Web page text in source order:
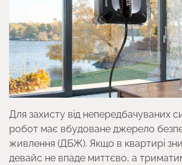
Для захисту від непередбачуваних
робот має вбудоване джерело
живлення (ДБЖ). Якщо в квартирі
девайс не впаде миттєво, а